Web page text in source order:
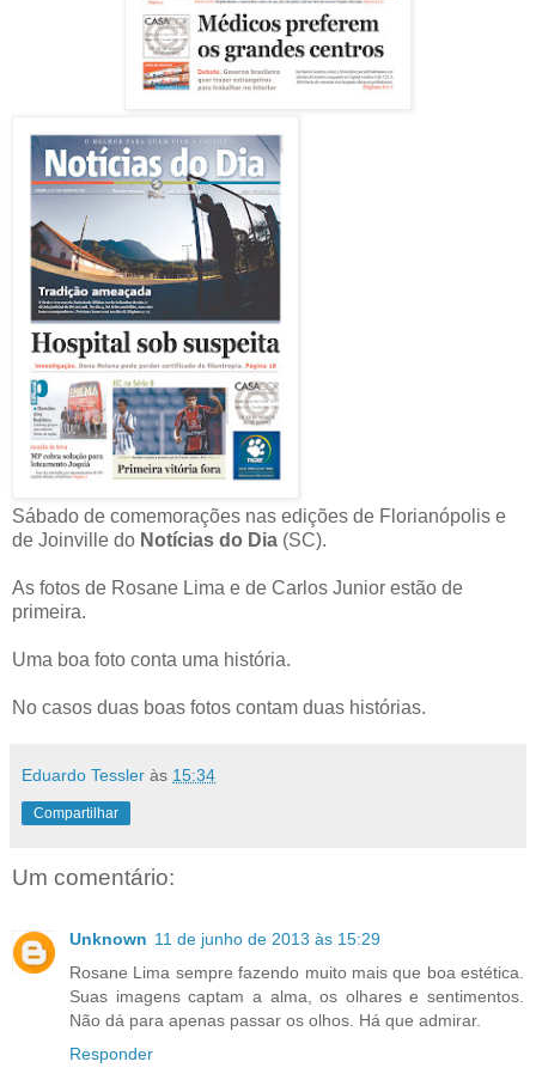
Sábado de comemorações nas edições de Florianópolis e
de Joinville do Notícias do Dia (SC).
As fotos de Rosane Lima e de Carlos Junior estão de
primeira.
Uma boa foto conta uma história.
No casos duas boas fotos contam duas histórias.
Eduardo Tessler às 15:34
Compartilhar
Um comentário:
Unknown 11 de junho de 2013 às 15:29
Rosane Lima sempre fazendo muito mais que boa estética.
Suas imagens captam a alma, os olhares e sentimentos.
Não dá para apenas passar os olhos. Há que admirar.
Responder